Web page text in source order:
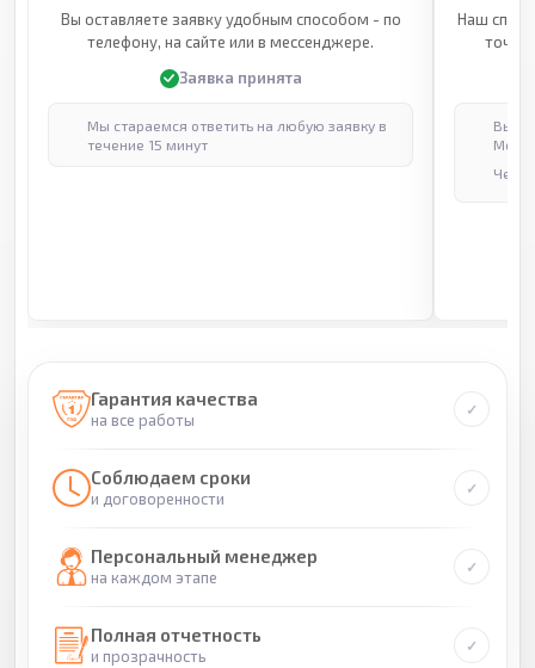
Вы оставляете заявку удобным способом - по
телефону, на сайте или в мессенджере.
Заявка принята
Мы стараемся ответить на любую заявку в
течение 15 минут
Наш
Гарантия качества
на все работы
Соблюдаем сроки
и договоренности
Персональный менеджер
на каждом этапе
Полная отчетность
и прозрачность